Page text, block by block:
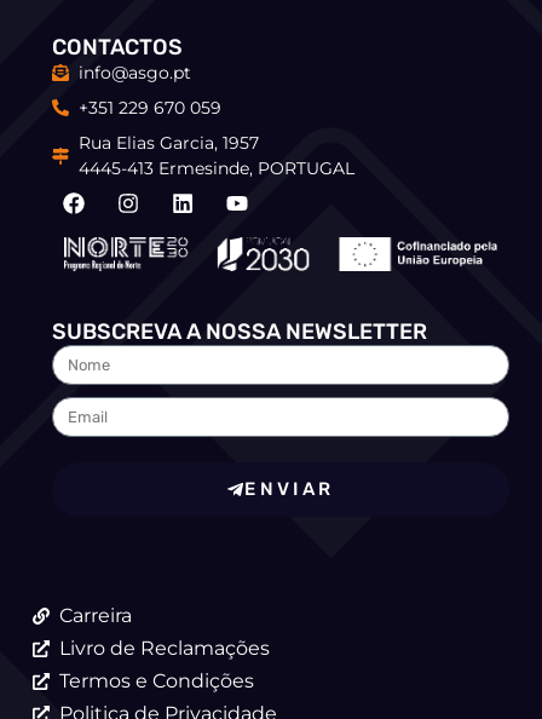
Carreira
Livro de Reclamações
Termos e Condições
Politica de Privacidade
CONTACTOS
info@asgo.pt
+351 229 670 059
Rua Elias Garcia, 1957
4445-413 Ermesinde, PORTUGAL
SUBSCREVA A NOSSA NEWSLETTER
ENVIAR